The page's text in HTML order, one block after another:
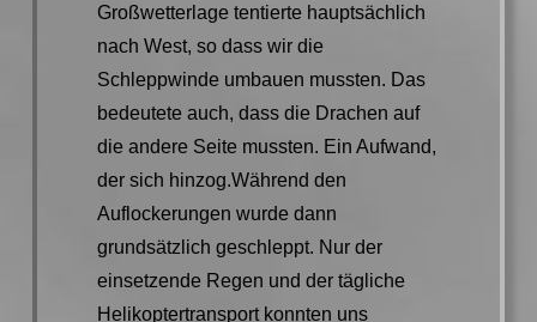
Großwetterlage tentierte hauptsächlich
nach West, so dass wir die
Schleppwinde umbauen mussten. Das
bedeutete auch, dass die Drachen auf
die andere Seite mussten. Ein Aufwand,
der sich hinzog.Während den
Auflockerungen wurde dann
grundsätzlich geschleppt. Nur der
einsetzende Regen und der tägliche
Helikoptertransport konnten uns